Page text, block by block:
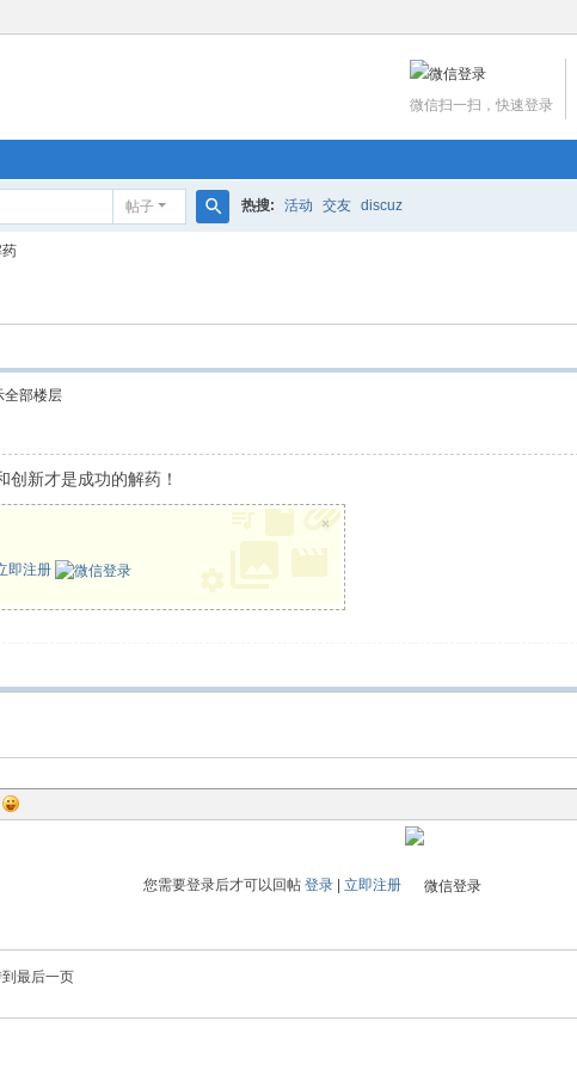
微信扫一扫，快速登录
帖子 热搜: 活动 交友 discuz
全部楼层
新才是成功的解药！
即注册
×
您需要登录后才可以回帖 登录 立即注册
最后一页